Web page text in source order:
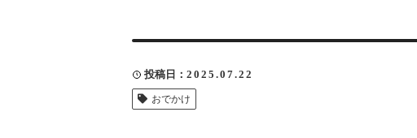
投稿日 2025.07.22
おでかけ